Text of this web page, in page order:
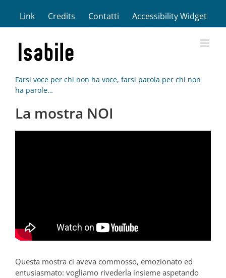
contenuto
Link Credits Contatti Accessibility Widget
Farsi voce per chi non ha voce, farsi parola per chi non
ha parole…
La mostra NOI
Questa mostra ci aveva commosso, emozionato ed
entusiasmato: vogliamo rivederla insieme aspetando